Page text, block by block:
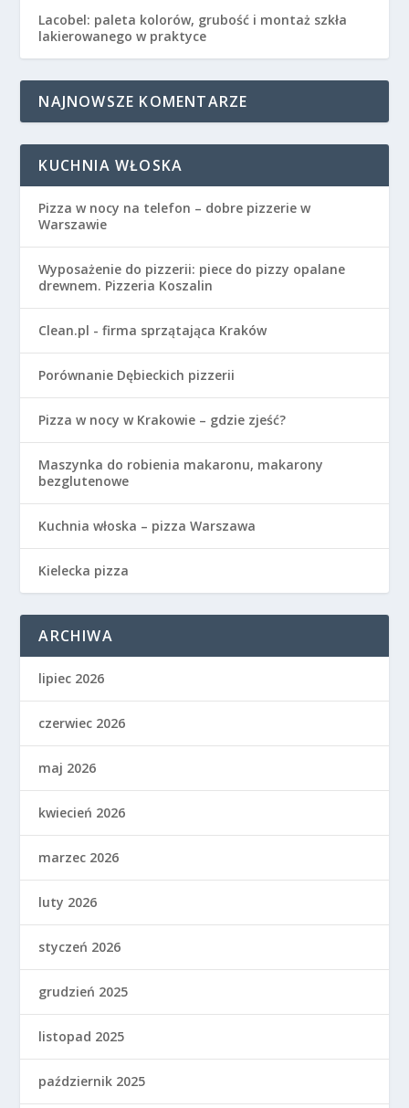
Lacobel: paleta kolorów, grubość i montaż szkła
lakierowanego w praktyce
NAJNOWSZE KOMENTARZE
KUCHNIA WŁOSKA
Pizza w nocy na telefon – dobre pizzerie w
Warszawie
Wyposażenie do pizzerii: piece do pizzy opalane
drewnem. Pizzeria Koszalin
Clean.pl - firma sprzątająca Kraków
Porównanie Dębieckich pizzerii
Pizza w nocy w Krakowie – gdzie zjeść?
Maszynka do robienia makaronu, makarony
bezglutenowe
Kuchnia włoska – pizza Warszawa
Kielecka pizza
ARCHIWA
lipiec 2026
czerwiec 2026
maj 2026
kwiecień 2026
marzec 2026
luty 2026
styczeń 2026
grudzień 2025
listopad 2025
październik 2025